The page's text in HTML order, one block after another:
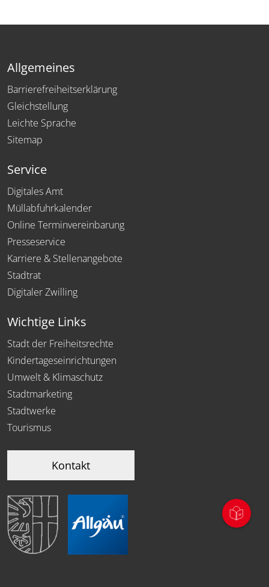
Allgemeines
Barrierefreiheitserklärung
Gleichstellung
Leichte Sprache
Sitemap
Service
Digitales Amt
Müllabfuhrkalender
Online Terminvereinbarung
Presseservice
Karriere & Stellenangebote
Stadtrat
Digitaler Zwilling
Wichtige Links
Stadt der Freiheitsrechte
Kindertageseinrichtungen
Umwelt & Klimaschutz
Stadtmarketing
Stadtwerke
Tourismus
Kontakt